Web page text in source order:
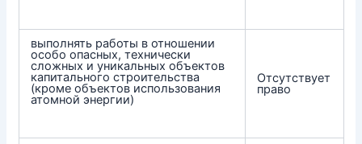
выполнять работы в отношении
особо опасных, технически
сложных и уникальных объектов
капитального строительства
(кроме объектов использования
атомной энергии)
Отсутствует
право